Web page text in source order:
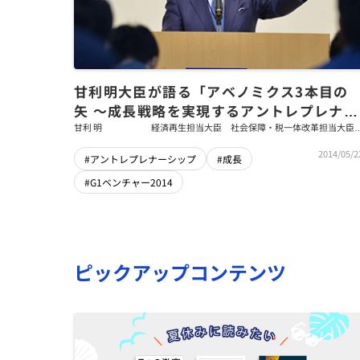
甘利明大臣が語る「アベノミクス3本目の
矢 〜成長戦略を実現するアントレプレナー
シップとは」
甘利 明
経済再生担当大臣 社会保障・税一体改革担当大
#アントレプレナーシップ
#成長
#G1ベンチャー2014
2014/05/
ピックアップコンテンツ